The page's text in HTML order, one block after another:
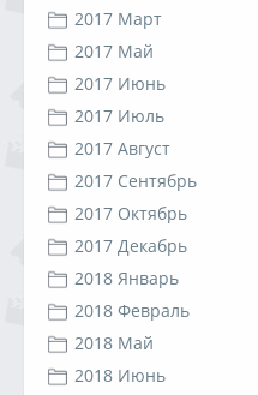
2017 Март
2017 Май
2017 Июнь
2017 Июль
2017 Август
2017 Сентябрь
2017 Октябрь
2017 Декабрь
2018 Январь
2018 Февраль
2018 Май
2018 Июнь